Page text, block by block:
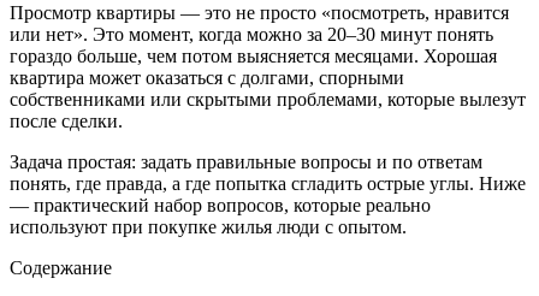
Просмотр квартиры — это не просто «посмотреть, нравится
или нет». Это момент, когда можно за 20–30 минут понять
гораздо больше, чем потом выясняется месяцами. Хорошая
квартира может оказаться с долгами, спорными
собственниками или скрытыми проблемами, которые вылезут
после сделки.
Задача простая: задать правильные вопросы и по ответам
понять, где правда, а где попытка сгладить острые углы. Ниже
— практический набор вопросов, которые реально
используют при покупке жилья люди с опытом.
Содержание